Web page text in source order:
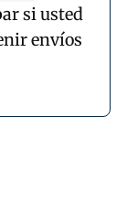
si usted
envíos